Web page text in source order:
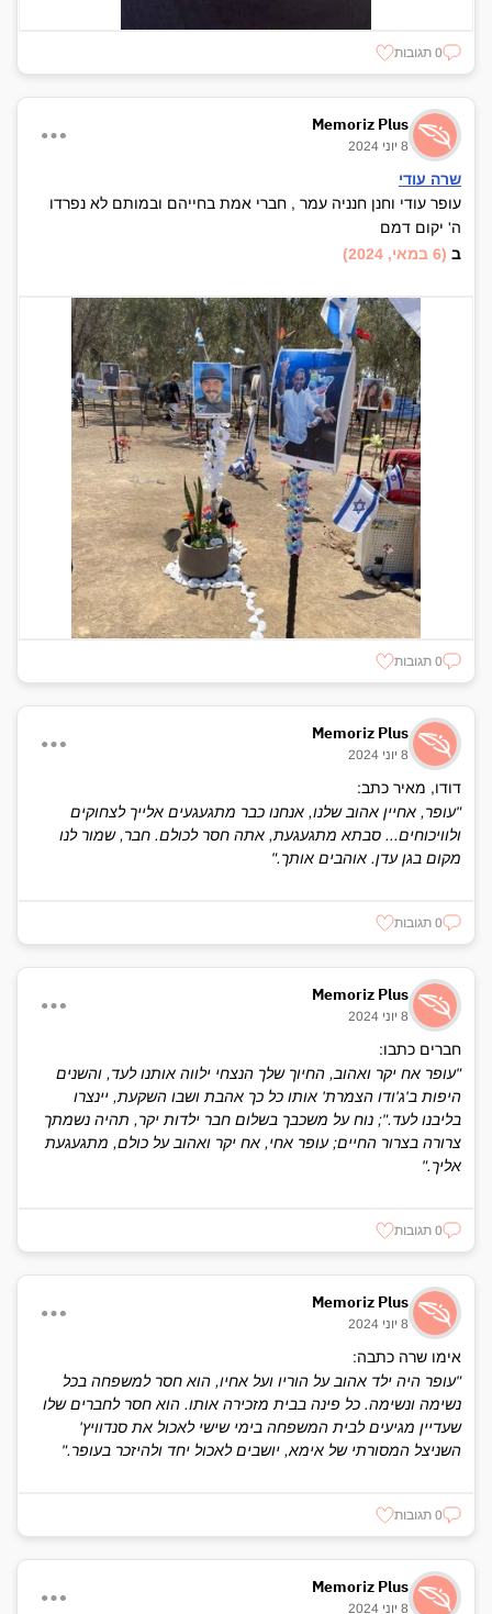
0 תגובות
Memoriz Plus
8 יוני 2024
שרה עודי
עופר עודי וחנן חנניה עמר , חברי אמת בחייהם ובמותם לא נפרדו
ה' יקום דמם
ב (6 במאי, 2024)
0 תגובות
Memoriz Plus
8 יוני 2024
דודו, מאיר כתב:
"עופר, אחיין אהוב שלנו, אנחנו כבר מתגעגעים אלייך לצחוקים
ולוויכוחים... סבתא מתגעגעת, אתה חסר לכולם. חבר, שמור לנו
מקום בגן עדן. אוהבים אותך."
0 תגובות
Memoriz Plus
8 יוני 2024
חברים כתבו:
"עופר אח יקר ואהוב, החיוך שלך הנצחי ילווה אותנו לעד, והשנים
היפות ב'ג'ודו הצמרת' אותו כל כך אהבת ושבו השקעת, יינצרו
בליבנו לעד."; נוח על משכבך בשלום חבר ילדות יקר, תהיה נשמתך
צרורה בצרור החיים; עופר אחי, אח יקר ואהוב על כולם, מתגעגעת
אליך."
0 תגובות
Memoriz Plus
8 יוני 2024
אימו שרה כתבה:
"עופר היה ילד אהוב על הוריו ועל אחיו, הוא חסר למשפחה בכל
נשימה ונשימה. כל פינה בבית מזכירה אותו. הוא חסר לחברים שלו
שעדיין מגיעים לבית המשפחה בימי שישי לאכול את סנדוויץ'
השניצל המסורתי של אימא, יושבים לאכול יחד ולהיזכר בעופר."
0 תגובות
Memoriz Plus
8 יוני 2024